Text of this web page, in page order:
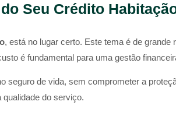
Seu Crédito
, está no lugar certo. Este tema é de
é fundamental para uma gestão
de vida, sem comprometer a
do serviço.